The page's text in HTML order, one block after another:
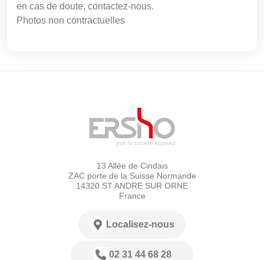
en cas de doute, contactez-nous.
Photos non contractuelles
13 Allée de Cindais
ZAC porte de la Suisse Normande
14320 ST ANDRE SUR ORNE
France
Localisez-nous
02 31 44 68 28